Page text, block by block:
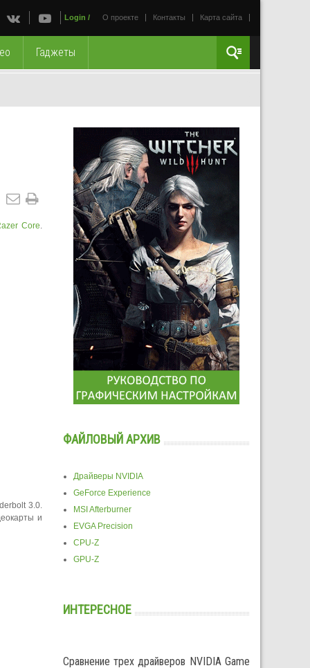
О проекте Контакты Карта сайта
Login /
Гаджеты
Core.
3.0.
и
ФАЙЛОВЫЙ АРХИВ
Драйверы NVIDIA
GeForce Experience
MSI Afterburner
EVGA Precision
CPU-Z
GPU-Z
ИНТЕРЕСНОЕ
Сравнение трех драйверов NVIDIA Game